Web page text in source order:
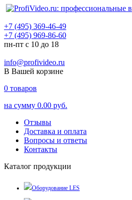
+7 (495) 369-46-49
+7 (495) 969-86-60
пн-пт с 10 до 18
info@profivideo.ru
В Вашей корзине
0 товаров
на сумму 0.00 руб.
Отзывы
Доставка и оплата
Вопросы и ответы
Контакты
Каталог продукции
Оборудование LES